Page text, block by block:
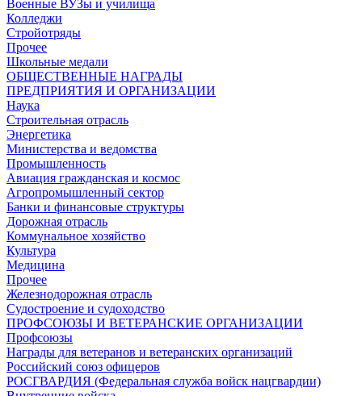
Военные ВУЗы и училища
Колледжи
Стройотряды
Прочее
Школьные медали
ОБЩЕСТВЕННЫЕ НАГРАДЫ
ПРЕДПРИЯТИЯ И ОРГАНИЗАЦИИ
Наука
Строительная отрасль
Энергетика
Министерства и ведомства
Промышленность
Авиация гражданская и космос
Агропромышленный сектор
Банки и финансовые структуры
Дорожная отрасль
Коммунальное хозяйство
Культура
Медицина
Прочее
Железнодорожная отрасль
Судостроение и судоходство
ПРОФСОЮЗЫ И ВЕТЕРАНСКИЕ ОРГАНИЗАЦИИ
Профсоюзы
Награды для ветеранов и ветеранских организаций
Российский союз офицеров
РОСГВАРДИЯ (Федеральная служба войск нацгвардии)